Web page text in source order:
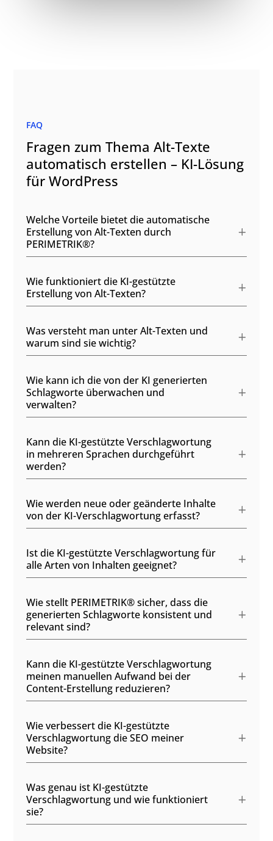
FAQ
Fragen zum Thema Alt-Texte
automatisch erstellen – KI-Lösung
für WordPress
Welche Vorteile bietet die automatische
Erstellung von Alt-Texten durch
PERIMETRIK®?
Wie funktioniert die KI-gestützte
Erstellung von Alt-Texten?
Was versteht man unter Alt-Texten und
warum sind sie wichtig?
Wie kann ich die von der KI generierten
Schlagworte überwachen und
verwalten?
Kann die KI-gestützte Verschlagwortung
in mehreren Sprachen durchgeführt
werden?
Wie werden neue oder geänderte Inhalte
von der KI-Verschlagwortung erfasst?
Ist die KI-gestützte Verschlagwortung für
alle Arten von Inhalten geeignet?
Wie stellt PERIMETRIK® sicher, dass die
generierten Schlagworte konsistent und
relevant sind?
Kann die KI-gestützte Verschlagwortung
meinen manuellen Aufwand bei der
Content-Erstellung reduzieren?
Wie verbessert die KI-gestützte
Verschlagwortung die SEO meiner
Website?
Was genau ist KI-gestützte
Verschlagwortung und wie funktioniert
sie?